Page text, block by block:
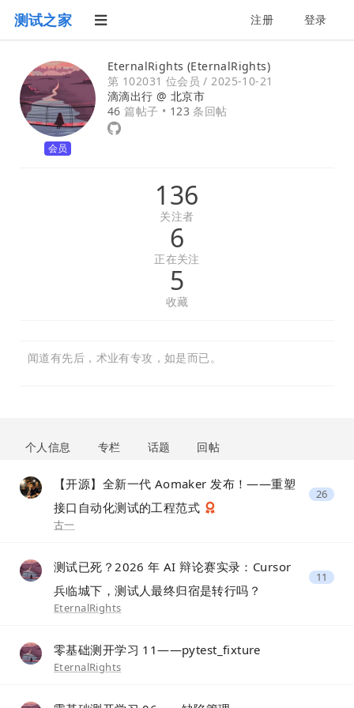
测试之家 注册 登录
会员
EternalRights (EternalRights)
第 102031 位会员 /2025-10-21
滴滴出行 @ 北京市
46 篇帖子 • 123 条回帖
136
关注者
6
正在关注
5
收藏
闻道有先后，术业有专攻，如是而已。
个人信息 专栏 话题 回帖
【开源】全新一代 Aomaker 发布！——重塑
接口自动化测试的工程范式
古一
26
测试已死？2026 年 AI 辩论赛实录：Cursor
兵临城下，测试人最终归宿是转行吗？
EternalRights
11
零基础测开学习 11——pytest_fixture
EternalRights